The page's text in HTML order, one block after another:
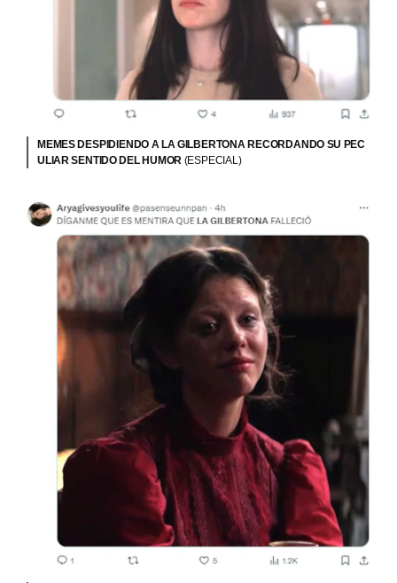
MEMES DESPIDIENDO A LA GILBERTONA RECORDANDO SU PEC
ULIAR SENTIDO DEL HUMOR (ESPECIAL)